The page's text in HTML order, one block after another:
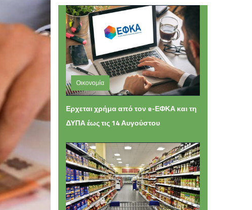
Οικονομία
Σάββατο 08 Αυγούστου 2026 11:16
Ερχεται χρήμα από τον e-ΕΦΚΑ και τη
ΔΥΠΑ έως τις 14 Αυγούστου